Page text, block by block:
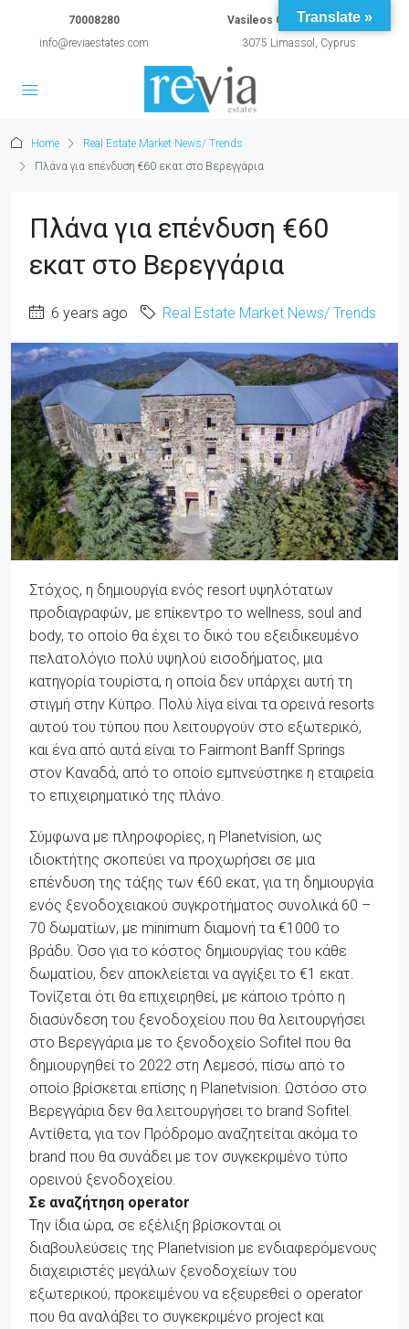
70008280
info@reviaestates.com
Vasileos Constantinou 54A
3075 Limassol, Cyprus
Home
Real Estate Market News/ Trends
Πλάνα για επένδυση €60 εκατ στο Βερεγγάρια
Πλάνα για επένδυση €60
εκατ στο Βερεγγάρια
6 years ago Real Estate Market News/ Trends
Στόχος, η δημιουργία ενός resort υψηλότατων
προδιαγραφών, με επίκεντρο το wellness, soul and
body, το οποίο θα έχει το δικό του εξειδικευμένο
πελατολόγιο πολύ υψηλού εισοδήματος, μια
κατηγορία τουρίστα, η οποία δεν υπάρχει αυτή τη
στιγμή στην Κύπρο. Πολύ λίγα είναι τα ορεινά resorts
αυτού του τύπου που λειτουργούν στο εξωτερικό,
και ένα από αυτά είναι το Fairmont Banff Springs
στον Καναδά, από το οποίο εμπνεύστηκε η εταιρεία
το επιχειρηματικό της πλάνο.
Σύμφωνα με πληροφορίες, η Planetvision, ως
ιδιοκτήτης σκοπεύει να προχωρήσει σε μια
επένδυση της τάξης των €60 εκατ, για τη δημιουργία
ενός ξενοδοχειακού συγκροτήματος συνολικά 60 –
70 δωματίων, με minimum διαμονή τα €1000 το
βράδυ. Όσο για το κόστος δημιουργίας του κάθε
δωματίου, δεν αποκλείεται να αγγίξει το €1 εκατ.
Τονίζεται ότι θα επιχειρηθεί, με κάποιο τρόπο η
διασύνδεση του ξενοδοχείου που θα λειτουργήσει
στο Βερεγγάρια με το ξενοδοχείο Sofitel που θα
δημιουργηθεί το 2022 στη Λεμεσό, πίσω από το
οποίο βρίσκεται επίσης η Planetvision. Ωστόσο στο
Βερεγγάρια δεν θα λειτουργήσει το brand Sofitel.
Αντίθετα, για τον Πρόδρομο αναζητείται ακόμα το
brand που θα συνάδει με τον συγκεκριμένο τύπο
ορεινού ξενοδοχείου.
Σε αναζήτηση operator
Την ίδια ώρα, σε εξέλιξη βρίσκονται οι
διαβουλεύσεις της Planetvision με ενδιαφερόμενους
διαχειριστές μεγάλων ξενοδοχείων του
εξωτερικού, προκειμένου να εξευρεθεί ο operator
που θα αναλάβει το συγκεκριμένο project και
Translate »